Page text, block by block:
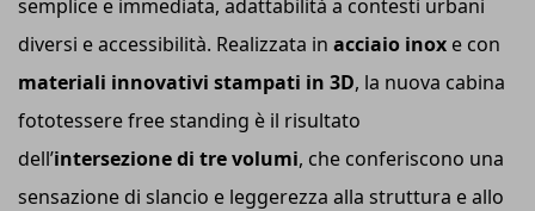
semplice e immediata, adattabilità a contesti urbani
diversi e accessibilità. Realizzata in acciaio inox e con
materiali innovativi stampati in 3D, la nuova cabina
fototessere free standing è il risultato
dell’intersezione di tre volumi, che conferiscono una
sensazione di slancio e leggerezza alla struttura e allo